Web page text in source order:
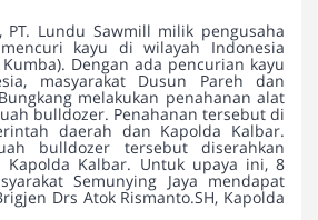
PT. Lundu Sawmill milik pengusaha
mencuri kayu di wilayah Indonesia
Dengan ada pencurian kayu
masyarakat Dusun Pareh dan
melakukan penahanan alat
bulldozer. Penahanan tersebut di
daerah dan Kapolda Kalbar.
bulldozer tersebut diserahkan
Kapolda Kalbar. Untuk upaya ini, 8
Semunying Jaya mendapat
Drs Atok Rismanto.SH, Kapolda